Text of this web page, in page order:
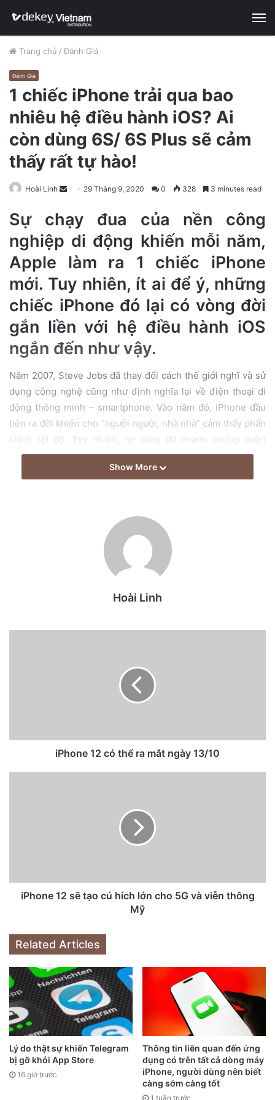
Trang chủ / Đánh Giá
Đánh Giá
1 chiếc iPhone trải qua bao
nhiêu hệ điều hành iOS? Ai
còn dùng 6S/ 6S Plus sẽ cảm
thấy rất tự hào!
Hoài Linh
n
m
a
i
29 Tháng 9, 2020 0 328 3 minutes read
Sự chạy đua của nền công
nghiệp di động khiến mỗi năm,
Apple làm ra 1 chiếc iPhone
mới. Tuy nhiên, ít ai để ý, những
chiếc iPhone đó lại có vòng đời
gắn liền với hệ điều hành iOS
ngắn đến như vậy.
Năm 2007, Steve Jobs đã thay đổi cách thế giới nghĩ và sử
dụng công nghệ cũng như định nghĩa lại về điện thoại di
động thông minh – smartphone. Vào năm đó, iPhone đầu
tiên ra đời khiến cho “người người, nhà nhà” cảm thấy phấn
khích tột độ. Tuy nhiên, họ cũng đã nhanh chóng quên
nó vì sau đó 1 năm, siêu phẩm iPhone 3G ra đời. 2 năm tiếp
theo, Apple chính thức khai tử iPhone đầu tiên không
iPhone thế hệ đầu tiên
Nếu bạn để ý sẽ thấy, iPhone thế hệ đầu tiên chỉ trụ được
không quá 3 năm cho đến khi iOS 4 ra mắt. Từ đó, mọi
iOS. Tuy nhiên ngày nay, có vẻ như với sự phát triển về
công nghệ hiện đại và thu hẹp về các tính năng của đời
iOS 14 đem tới nhiều điều mới lạ cho người dùng iPhone
Cách đây không lâu, phiên bản thứ 14 của hệ điều hành
iOS đã được chính thức phát hành, kèm theo đó là hỗ trợ
Show More
Hoài Linh
iPhone 12 có thể ra mắt ngày 13/10
iPhone 12 sẽ tạo cú hích lớn cho 5G và viễn thông
Mỹ
Related Articles
Lý do thật sự khiến Telegram
bị gỡ khỏi App Store
16 giờ trước
Thông tin liên quan đến ứng
dụng có trên tất cả dòng máy
iPhone, người dùng nên biết
càng sớm càng tốt
1 tuần trước